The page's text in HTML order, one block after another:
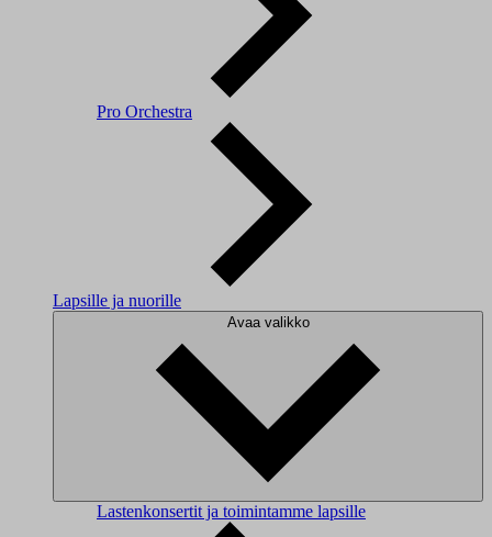
Pro Orchestra
Lapsille ja nuorille
Avaa valikko
Lastenkonsertit ja toimintamme lapsille